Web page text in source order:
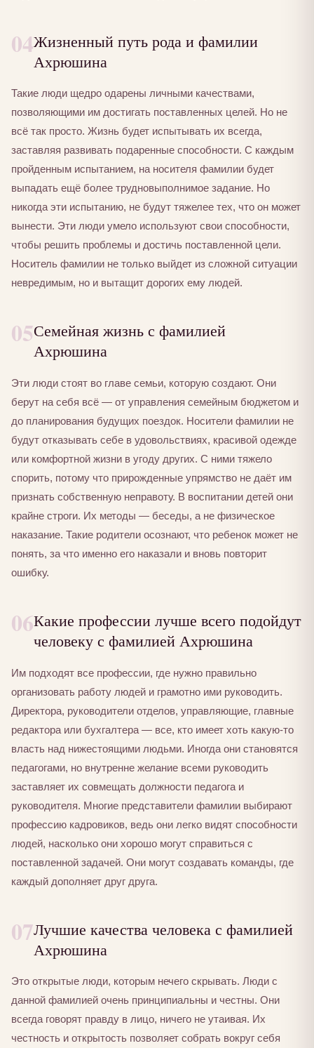
04Жизненный путь рода и фамилии
Ахрюшина
Такие люди щедро одарены личными качествами,
позволяющими им достигать поставленных целей. Но не
всё так просто. Жизнь будет испытывать их всегда,
заставляя развивать подаренные способности. С каждым
пройденным испытанием, на носителя фамилии будет
выпадать ещё более трудновыполнимое задание. Но
никогда эти испытанию, не будут тяжелее тех, что он может
вынести. Эти люди умело используют свои способности,
чтобы решить проблемы и достичь поставленной цели.
Носитель фамилии не только выйдет из сложной ситуации
невредимым, но и вытащит дорогих ему людей.
05Семейная жизнь с фамилией
Ахрюшина
Эти люди стоят во главе семьи, которую создают. Они
берут на себя всё — от управления семейным бюджетом и
до планирования будущих поездок. Носители фамилии не
будут отказывать себе в удовольствиях, красивой одежде
или комфортной жизни в угоду других. С ними тяжело
спорить, потому что прирожденные упрямство не даёт им
признать собственную неправоту. В воспитании детей они
крайне строги. Их методы — беседы, а не физическое
наказание. Такие родители осознают, что ребенок может не
понять, за что именно его наказали и вновь повторит
ошибку.
06Какие профессии лучше всего подойдут
человеку с фамилией Ахрюшина
Им подходят все профессии, где нужно правильно
организовать работу людей и грамотно ими руководить.
Директора, руководители отделов, управляющие, главные
редактора или бухгалтера — все, кто имеет хоть какую-то
власть над нижестоящими людьми. Иногда они становятся
педагогами, но внутренне желание всеми руководить
заставляет их совмещать должности педагога и
руководителя. Многие представители фамилии выбирают
профессию кадровиков, ведь они легко видят способности
людей, насколько они хорошо могут справиться с
поставленной задачей. Они могут создавать команды, где
каждый дополняет друг друга.
07Лучшие качества человека с фамилией
Ахрюшина
Это открытые люди, которым нечего скрывать. Люди с
данной фамилией очень принципиальны и честны. Они
всегда говорят правду в лицо, ничего не утаивая. Их
честность и открытость позволяет собрать вокруг себя